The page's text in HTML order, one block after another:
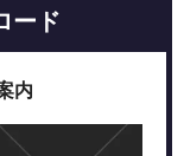
ード
内